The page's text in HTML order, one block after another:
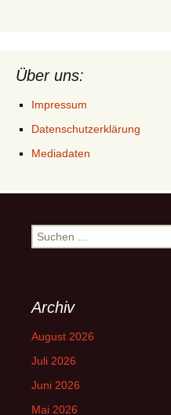
Über uns:
Impressum
Datenschutzerklärung
Mediadaten
Suchen
nach:
Archiv
August 2026
Juli 2026
Juni 2026
Mai 2026